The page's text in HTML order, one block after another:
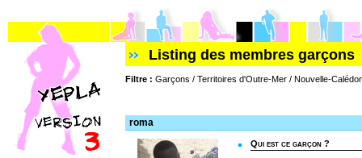
Listing des membres garçons
Filtre : Garçons / Territoires d'Outre-Mer / Nouvelle-
roma
Qui est ce garçon ?